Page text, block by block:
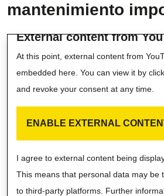
mantenimiento
External content from
At this point, external content from
embedded here. You can view it by
and revoke your consent at any time.
ENABLE EXTERNAL
I agree to external content being
This means that personal data may be
to third-party platforms. Further